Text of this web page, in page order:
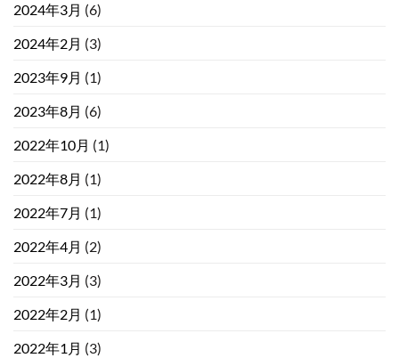
2024年3月 (6)
2024年2月 (3)
2023年9月 (1)
2023年8月 (6)
2022年10月 (1)
2022年8月 (1)
2022年7月 (1)
2022年4月 (2)
2022年3月 (3)
2022年2月 (1)
2022年1月 (3)